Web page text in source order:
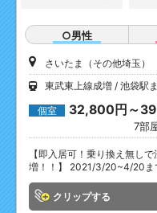
○男性
さいたま（その他埼玉）
東武東上線成増
池袋駅
個室 32,800円～
7部
【即入居可！乗り換え無し
増！！】 2021/3/20~4/20ま
クリップ